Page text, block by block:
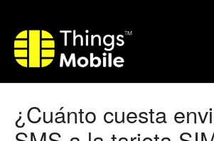
¿Cuánto cuesta